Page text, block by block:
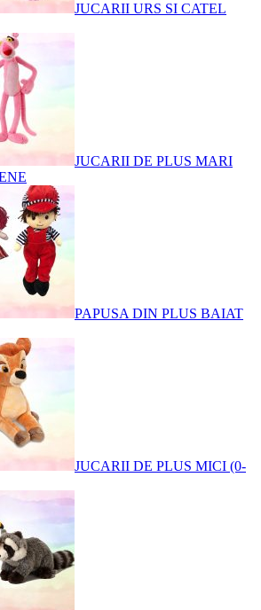
JUCARII URS SI CATEL
JUCARII DE PLUS MARI
PAPUSA DIN PLUS BAIAT
JUCARII DE PLUS MICI (0-